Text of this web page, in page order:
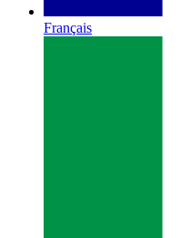
Français